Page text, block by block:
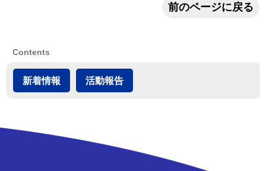
前のページに戻る
Contents
新着情報 活動報告